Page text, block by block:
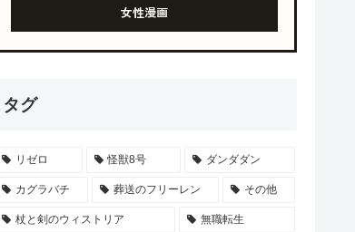
女性漫画
タグ
リゼロ 怪獣8号 ダンダダン
カグラバチ 葬送のフリーレン その他
杖と剣のウィストリア 無職転生